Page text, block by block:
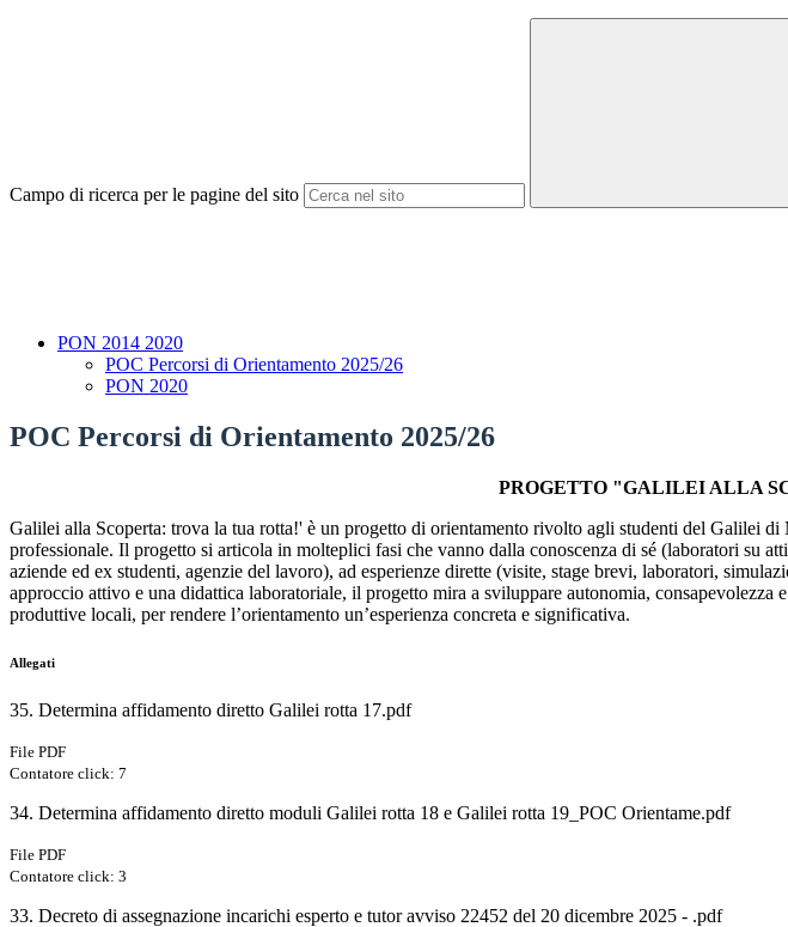
Campo di ricerca per le pagine del sito
PON 2014 2020
POC Percorsi di Orientamento 2025/26
PON 2020
POC Percorsi di Orientamento 2025/26
PROGETTO "GALILEI ALLA
Galilei alla Scoperta: trova la tua rotta!' è un progetto di orientamento rivolto agli studenti del Galilei
professionale. Il progetto si articola in molteplici fasi che vanno dalla conoscenza di sé (laboratori su
aziende ed ex studenti, agenzie del lavoro), ad esperienze dirette (visite, stage brevi, laboratori,
approccio attivo e una didattica laboratoriale, il progetto mira a sviluppare autonomia,
produttive locali, per rendere l’orientamento un’esperienza concreta e significativa.
Allegati
35. Determina affidamento diretto Galilei rotta 17.pdf
File PDF
Contatore click: 7
34. Determina affidamento diretto moduli Galilei rotta 18 e Galilei rotta 19_POC Orientame.pdf
File PDF
Contatore click: 3
33. Decreto di assegnazione incarichi esperto e tutor avviso 22452 del 20 dicembre 2025 - .pdf